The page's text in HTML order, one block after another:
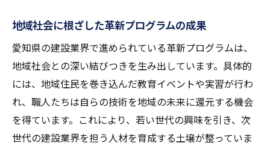
地域社会に根ざした革新プログラムの成果
愛知県の建設業界で進められている革新プログラムは、
地域社会との深い結びつきを生み出しています。具体的
には、地域住民を巻き込んだ教育イベントや実習が行わ
れ、職人たちは自らの技術を地域の未来に還元する機会
を得ています。これにより、若い世代の興味を引き、次
世代の建設業界を担う人材を育成する土壌が整っていま